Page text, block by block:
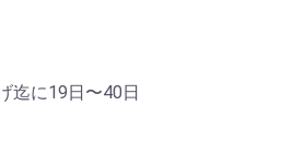
迄に19日〜40日